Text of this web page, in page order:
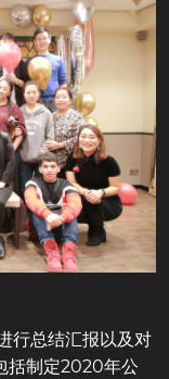
行总结汇报以及对
括制定2020年公